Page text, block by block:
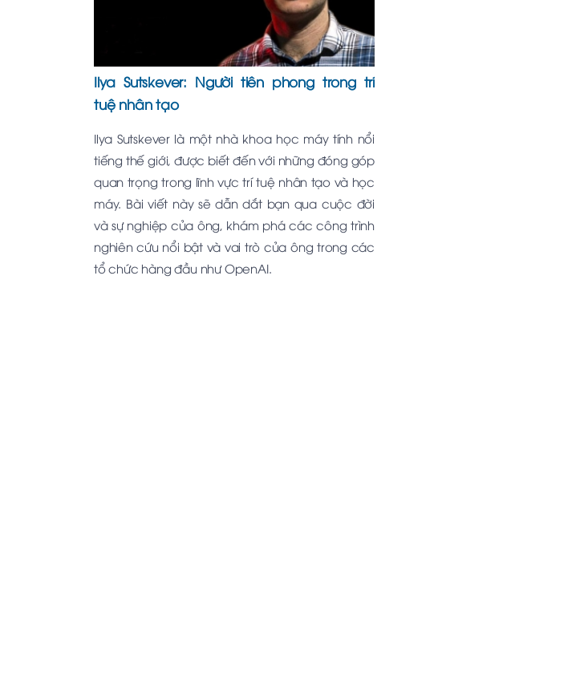
Ilya Sutskever: Người tiên phong trong trí
tuệ nhân tạo
Ilya Sutskever là một nhà khoa học máy tính nổi
tiếng thế giới, được biết đến với những đóng góp
quan trọng trong lĩnh vực trí tuệ nhân tạo và học
máy. Bài viết này sẽ dẫn dắt bạn qua cuộc đời
và sự nghiệp của ông, khám phá các công trình
nghiên cứu nổi bật và vai trò của ông trong các
tổ chức hàng đầu như OpenAI.